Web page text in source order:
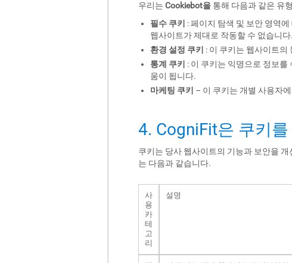
우리는 Cookiebot을 통해 다음과 같은 유
필수 쿠키 : 페이지 탐색 및 보안 영역
웹사이트가 제대로 작동할 수 없습니다.
환경 설정 쿠키 : 이 쿠키는 웹사이트의
통계 쿠키 : 이 쿠키는 익명으로 정보
움이 됩니다.
마케팅 쿠키 – 이 쿠키는 개별 사용자
4. CogniFit은 쿠키
쿠키는 당사 웹사이트의 기능과 보안을
는 다음과 같습니다.
사
용
카
테
고
리
설명